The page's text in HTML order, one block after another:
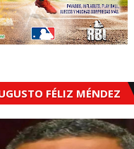
FÉLIZ MÉNDEZ